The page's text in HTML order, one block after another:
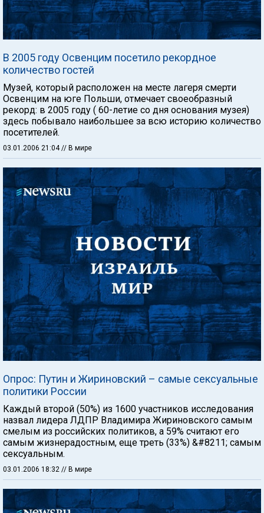
В 2005 году Освенцим посетило рекордное
количество гостей
Музей, который расположен на месте лагеря смерти
Освенцим на юге Польши, отмечает своеобразный
рекорд: в 2005 году ( 60-летие со дня основания музея)
здесь побывало наибольшее за всю историю количество
посетителей.
03.01.2006 21:04 // В мире
Опрос: Путин и Жириновский – самые сексуальные
политики России
Каждый второй (50%) из 1600 участников исследования
назвал лидера ЛДПР Владимира Жириновского самым
смелым из российских политиков, а 59% считают его
самым жизнерадостным, еще треть (33%) &#8211; самым
сексуальным.
03.01.2006 18:32 // В мире